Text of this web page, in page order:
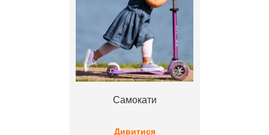
Самокати
Дивитися